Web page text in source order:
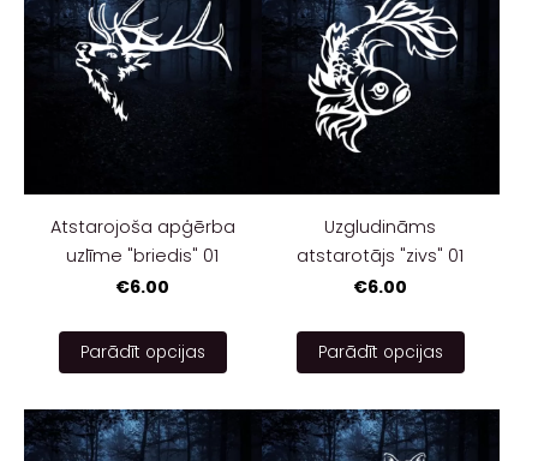
Atstarojoša apģērba
uzlīme "briedis" 01
€6.00
Parādīt opcijas
Uzgludināms
atstarotājs "zivs" 01
€6.00
Parādīt opcijas